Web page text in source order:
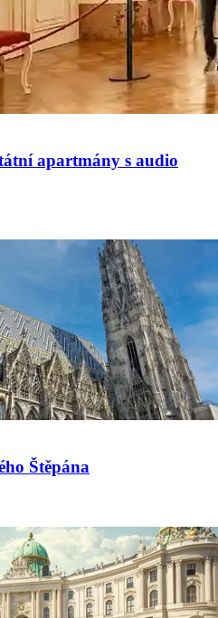
apartmány s audio
Štěpána